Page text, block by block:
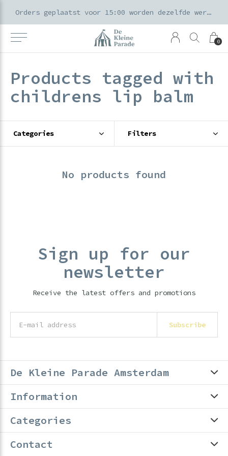
0
Orders geplaatst voor 15:00 worden dezelfde werkdag verzonden
Products tagged with
childrens lip balm
Categories Filters
No products found
Sign up for our
newsletter
Receive the latest offers and promotions
Subscribe
De Kleine Parade Amsterdam
Information
Categories
Contact